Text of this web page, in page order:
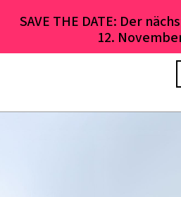
SAVE THE DATE: Der
12.